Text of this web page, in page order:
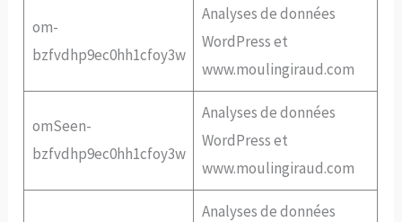
om-
bzfvdhp9ec0hh1cfoy3w
Analyses de données
WordPress et
www.moulingiraud.com
omSeen-
bzfvdhp9ec0hh1cfoy3w
Analyses de données
WordPress et
www.moulingiraud.com
Analyses de données